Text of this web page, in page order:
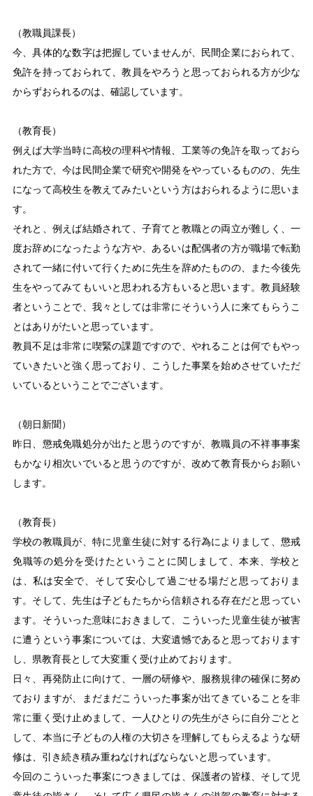
（教職員課長）
今、具体的な数字は把握していませんが、民間企業におられて、
免許を持っておられて、教員をやろうと思っておられる方が少な
からずおられるのは、確認しています。
（教育長）
例えば大学当時に高校の理科や情報、工業等の免許を取っておら
れた方で、今は民間企業で研究や開発をやっているものの、先生
になって高校生を教えてみたいという方はおられるように思いま
す。
それと、例えば結婚されて、子育てと教職との両立が難しく、一
度お辞めになったような方や、あるいは配偶者の方が職場で転勤
されて一緒に付いて行くために先生を辞めたものの、また今後先
生をやってみてもいいと思われる方もいると思います。教員経験
者ということで、我々としては非常にそういう人に来てもらうこ
とはありがたいと思っています。
教員不足は非常に喫緊の課題ですので、やれることは何でもやっ
ていきたいと強く思っており、こうした事業を始めさせていただ
いているということでございます。
（朝日新聞）
昨日、懲戒免職処分が出たと思うのですが、教職員の不祥事事案
もかなり相次いでいると思うのですが、改めて教育長からお願い
します。
（教育長）
学校の教職員が、特に児童生徒に対する行為によりまして、懲戒
免職等の処分を受けたということに関しまして、本来、学校と
は、私は安全で、そして安心して過ごせる場だと思っておりま
す。そして、先生は子どもたちから信頼される存在だと思ってい
ます。そういった意味におきまして、こういった児童生徒が被害
に遭うという事案については、大変遺憾であると思っております
し、県教育長として大変重く受け止めております。
日々、再発防止に向けて、一層の研修や、服務規律の確保に努め
ておりますが、まだまだこういった事案が出てきていることを非
常に重く受け止めまして、一人ひとりの先生がさらに自分ごとと
して、本当に子どもの人権の大切さを理解してもらえるような研
修は、引き続き積み重ねなければならないと思っています。
今回のこういった事案につきましては、保護者の皆様、そして児